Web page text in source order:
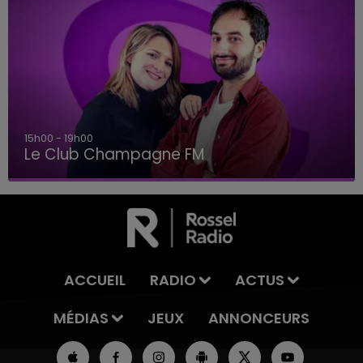
15h00 - 19h00
Le Club Champagne FM
ACCUEIL RADIO
ACTUS
MÉDIAS
JEUX ANNONCEURS